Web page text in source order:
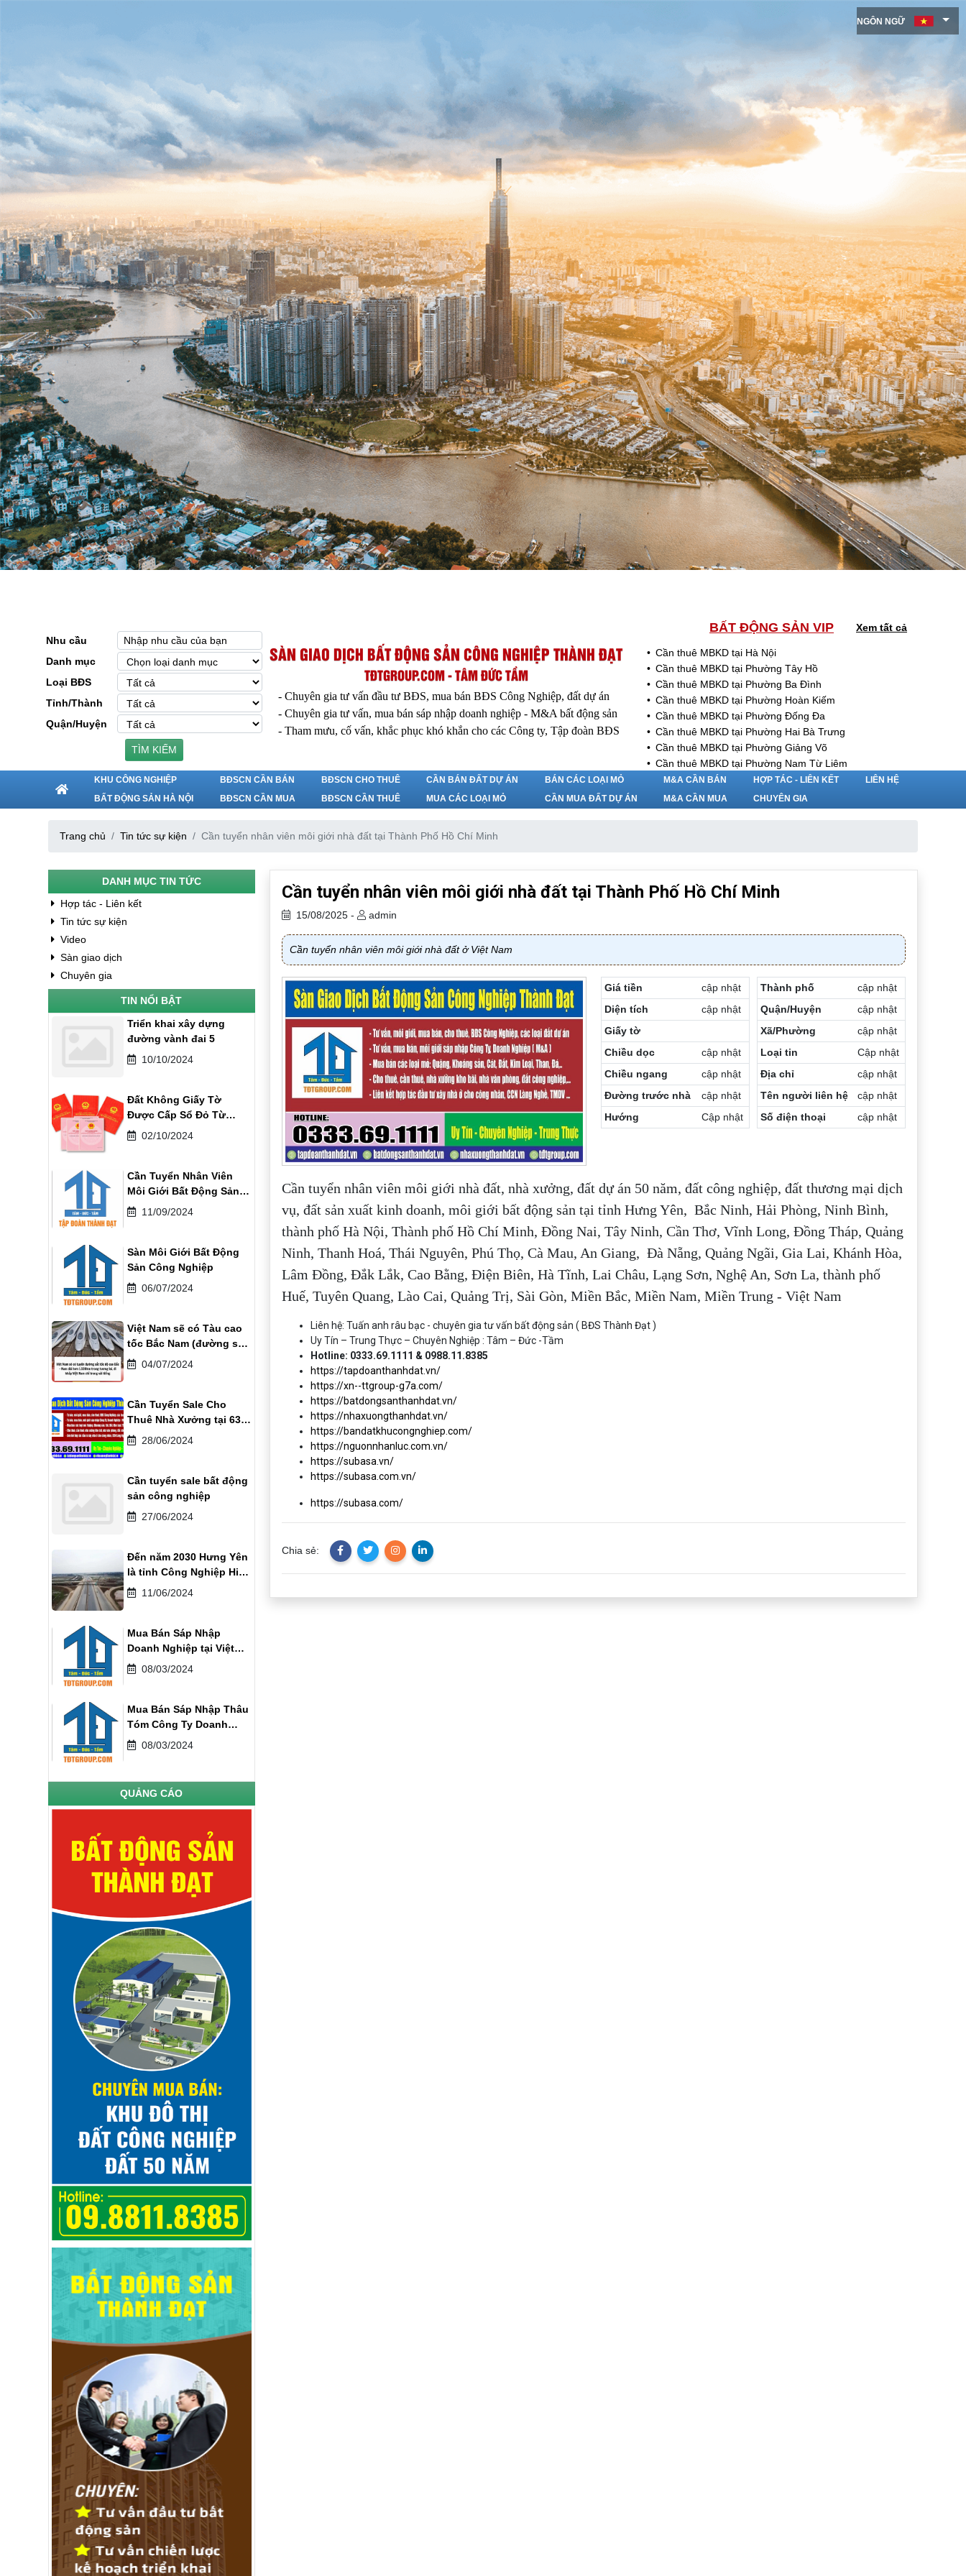
Nhu cầu
Danh mục
Loại BĐS
Tỉnh/Thành
Quận/Huyện
TÌM KIẾM
SÀN GIAO DỊCH BẤT ĐỘNG SẢN CÔNG NGHIỆP THÀNH ĐẠT
TĐTGROUP.COM - TÂM ĐỨC TẦM
- Chuyên gia tư vấn đầu tư BĐS, mua bán BĐS Công Nghiệp, đất dự án
- Chuyên gia tư vấn, mua bán sáp nhập doanh nghiệp - M&A bất động sản
- Tham mưu, cố vấn, khắc phục khó khắn cho các Công ty, Tập đoàn BĐS
BẤT ĐỘNG SẢN VIP Xem tất cả
Cần thuê MBKD tại Hà Nội
Cần thuê MBKD tại Phường Tây Hồ
Cần thuê MBKD tại Phường Ba Đình
Cần thuê MBKD tại Phường Hoàn Kiếm
Cần thuê MBKD tại Phường Đống Đa
Cần thuê MBKD tại Phường Hai Bà Trưng
Cần thuê MBKD tại Phường Giảng Võ
Cần thuê MBKD tại Phường Nam Từ Liêm
Cần thuê MBKD tại Phường Cầu Giấy
Cần thuê MBKD tại Phường Thanh Xuân
Cần thuê MBKD tại Phường Long Biên
Cần thuê MBKD tại Phường Yên Hòa
Cần thuê MBKD tại Phường Nghĩa Độ
Cần thuê MBKD tại Phường Yên Sở
Cần thuê MBKD tại Phường Định Công
Cần thuê MBKD tại Phường Tương Mai
Cần thuê MBKD tại Phường Vĩnh Hưng
Cần thuê MBKD tại Phường Lĩnh Nam
Cần thuê MBKD tại Phường Hồng Hà
Cần thuê MBKD tại Phường Láng
Cần thuê MBKD tại Phường Văn Miếu
Cần thuê MBKD tại Phường Kim Liên
Cần thuê MBKD tại Phường Bạch Mai
Cần thuê MBKD tại Phường Vĩnh Tuy
NGÔN NGỮ
KHU CÔNG NGHIỆP
BẤT ĐỘNG SẢN HÀ NỘI
BĐSCN CẦN BÁN
BĐSCN CẦN MUA
BĐSCN CHO THUÊ
BĐSCN CẦN THUÊ
CẦN BÁN ĐẤT DỰ ÁN
MUA CÁC LOẠI MỎ
BÁN CÁC LOẠI MỎ
CẦN MUA ĐẤT DỰ ÁN
M&A CẦN BÁN
M&A CẦN MUA
HỢP TÁC - LIÊN KẾT
CHUYÊN GIA
LIÊN HỆ
Trang chủ Tin tức sự kiện Cần tuyển nhân viên môi giới nhà đất tại Thành Phố Hồ Chí Minh
Cần tuyển nhân viên môi giới nhà đất tại Thành Phố Hồ Chí Minh
15/08/2025 - admin
Cần tuyển nhân viên môi giới nhà đất ở Việt Nam
Giá tiền
cập nhật
Diện tích
cập nhật
Giấy tờ
Chiều dọc
cập nhật
Chiều ngang
cập nhật
Đường trước nhà
cập nhật
Hướng
Cập nhật
Thành phố
cập nhật
Quận/Huyện
cập nhật
Xã/Phường
cập nhật
Loại tin
Cập nhật
Địa chỉ
cập nhật
Tên người liên hệ
cập nhật
Số điện thoại
cập nhật
Cần tuyển nhân viên môi giới nhà đất, nhà xưởng, đất dự án 50 năm, đất công nghiệp, đất thương mại dịch
vụ, đất sản xuất kinh doanh, môi giới bất động sản tại tỉnh Hưng Yên, Bắc Ninh, Hải Phòng, Ninh Bình,
thành phố Hà Nội, Thành phố Hồ Chí Minh, Đồng Nai, Tây Ninh, Cần Thơ, Vĩnh Long, Đồng Tháp, Quảng
Ninh, Thanh Hoá, Thái Nguyên, Phú Thọ, Cà Mau, An Giang, Đà Nẵng, Quảng Ngãi, Gia Lai, Khánh Hòa,
Lâm Đồng, Đắk Lắk, Cao Bằng, Điện Biên, Hà Tĩnh, Lai Châu, Lạng Sơn, Nghệ An, Sơn La, thành phố
Huế, Tuyên Quang, Lào Cai, Quảng Trị, Sài Gòn, Miền Bắc, Miền Nam, Miền Trung - Việt Nam
Liên hệ: Tuấn anh râu bạc - chuyên gia tư vấn bất động sản ( BĐS Thành Đạt )
Uy Tín – Trung Thực – Chuyên Nghiệp : Tâm – Đức -Tầm
Hotline: 0333.69.1111 & 0988.11.8385
https://tapdoanthanhdat.vn/
https://xn--ttgroup-g7a.com/
https://batdongsanthanhdat.vn/
https://nhaxuongthanhdat.vn/
https://bandatkhucongnghiep.com/
https://nguonnhanluc.com.vn/
https://subasa.vn/
https://subasa.com.vn/
https://subasa.com/
Chia sẻ:
DANH MỤC TIN TỨC
Hợp tác - Liên kết
Tin tức sự kiện
Video
Sàn giao dịch
Chuyên gia
TIN NỔI BẬT
Triển khai xây dựng
đường vành đai 5
10/10/2024
Đất Không Giấy Tờ
Được Cấp Sổ Đỏ Từ
01/08/2024
02/10/2024
Cần Tuyển Nhân Viên
Môi Giới Bất Động Sản
Khu Công Nghiệp
11/09/2024
Sàn Môi Giới Bất Động
Sản Công Nghiệp
06/07/2024
Việt Nam sẽ có Tàu cao
tốc Bắc Nam (đường sắt
tốc độ cao) vào năm
04/07/2024
Cần Tuyển Sale Cho
Thuê Nhà Xưởng tại 63
tỉnh thành phố
28/06/2024
Cần tuyển sale bất động
sản công nghiệp
27/06/2024
Đến năm 2030 Hưng Yên
là tỉnh Công Nghiệp Hiện
Đại 11/06/2024
Mua Bán Sáp Nhập
Doanh Nghiệp tại Việt
Nam08/03/2024
Mua Bán Sáp Nhập Thâu
Tóm Công Ty Doanh
Nghiệp
08/03/2024
QUẢNG CÁO